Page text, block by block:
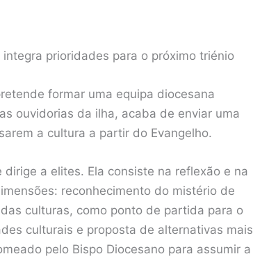
prioridades para o próximo triénio
formar uma equipa diocesana
ouvidorias da ilha, acaba de enviar uma
a cultura a partir do Evangelho.
a elites. Ela consiste na reflexão e na
reconhecimento do mistério de
culturas, como ponto de partida para o
culturais e proposta de alternativas mais
pelo Bispo Diocesano para assumir a